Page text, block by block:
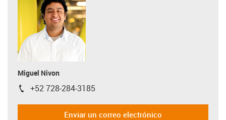
Miguel Nivon
igus-icon-phone
+52 728-284-3185
Enviar un correo electrónico